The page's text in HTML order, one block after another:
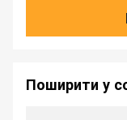
Поширити у